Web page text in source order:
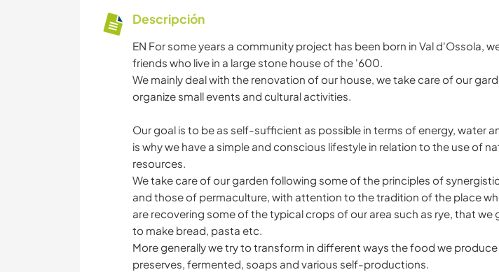
Descripción
EN For some years a community project has been born in Val d'Ossola,
friends who live in a large stone house of the '600.
We mainly deal with the renovation of our house, we take care of our
organize small events and cultural activities.
Our goal is to be as self-sufficient as possible in terms of energy, water
is why we have a simple and conscious lifestyle in relation to the use of
resources.
We take care of our garden following some of the principles of
and those of permaculture, with attention to the tradition of the place
are recovering some of the typical crops of our area such as rye, that we
to make bread, pasta etc.
More generally we try to transform in different ways the food we
preserves, fermented, soaps and various self-productions.